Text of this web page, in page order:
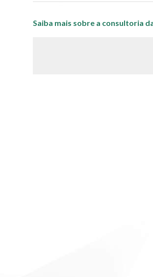
Saiba mais sobre a consultoria